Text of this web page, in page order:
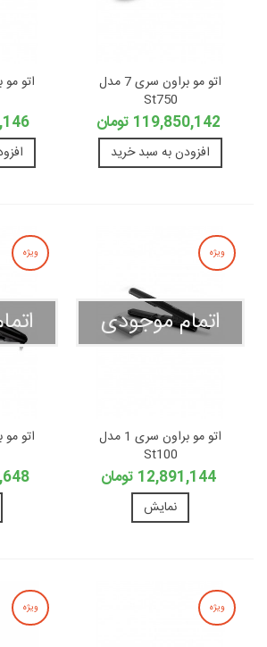
اتو مو براون سری 7 مدل
St750
119,850,142 تومان
افزودن به سبد خرید
ویژه
اتمام موجودی
اتو مو براون سری 1 مدل
St100
12,891,144 تومان
نمایش
ویژه
ویژه ویژه